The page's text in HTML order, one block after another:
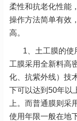
柔性和抗老化性能
操作方法简单有效
高。
1、土工膜的使
工膜采用全新料高
化、抗紫外线）技
下可以达到50年以
上。而普通膜则采
使用年限一般在地